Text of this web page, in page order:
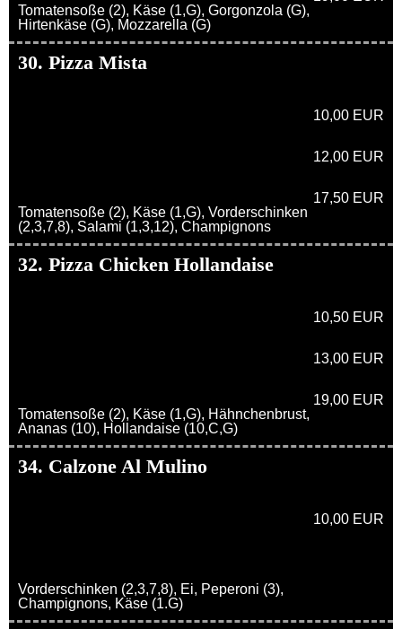
Tomatensoße (2), Käse (1,G), Gorgonzola (G),
Hirtenkäse (G), Mozzarella (G)
30. Pizza Mista
10,00 EUR
12,00 EUR
17,50 EUR
Tomatensoße (2), Käse (1,G), Vorderschinken
(2,3,7,8), Salami (1,3,12), Champignons
32. Pizza Chicken Hollandaise
10,50 EUR
13,00 EUR
19,00 EUR
Tomatensoße (2), Käse (1,G), Hähnchenbrust,
Ananas (10), Hollandaise (10,C,G)
34. Calzone Al Mulino
10,00 EUR
Vorderschinken (2,3,7,8), Ei, Peperoni (3),
Champignons, Käse (1.G)